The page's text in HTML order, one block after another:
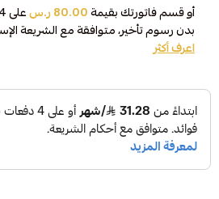
أو قسم فاتورتك بقيمة80.00 ر.س على4
بدون رسوم تأخير، متوافقة مع الشريعة
اعرف أكثر